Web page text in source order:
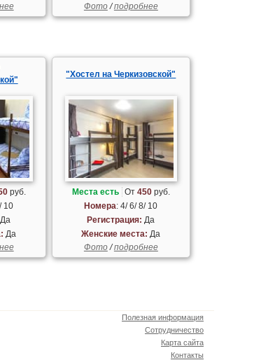
Фото/подробнее
руб.
10
Да
Да
"Хостел на Черкизовской"
Места есть От 450руб.
Номера: 4/ 6/ 8/ 10
Регистрация: Да
Женские места: Да
Фото/подробнее
Полезная информация
Сотрудничество
Карта сайта
Контакты